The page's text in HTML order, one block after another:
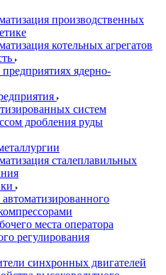
производственных
котельных агрегатов
ядерно-
систем
дробления руды
сталеплавильных
места оператора
регулирования
синхронных двигателей